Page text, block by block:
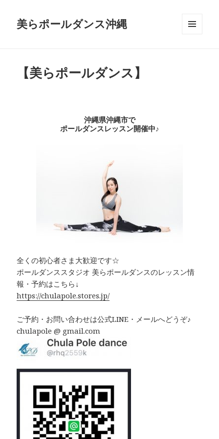
美らポールダンス沖縄
【美らポールダンス】
沖縄県沖縄市で
ポールダンスレッスン開催中♪
全くの初心者さま大歓迎です☆
ポールダンススタジオ 美らポールダンスのレッスン情
報・予約はこちら↓
https://chulapole.stores.jp/
ご予約・お問い合わせは公式LINE・メールへどうぞ♪
chulapole @ gmail.com